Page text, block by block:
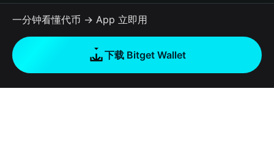
RWA
如何购买加密货币
Polygon
一分钟看懂代币 → App 立即用
下载 Bitget Wallet